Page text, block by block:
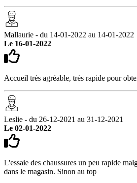
Mallaurie - du 14-01-2022 au 14-01-2022
Le 16-01-2022
Accueil très agréable, très rapide pour
Leslie - du 26-12-2021 au 31-12-2021
Le 02-01-2022
L'essaie des chaussures un peu rapide
dans le magasin. Sinon au top